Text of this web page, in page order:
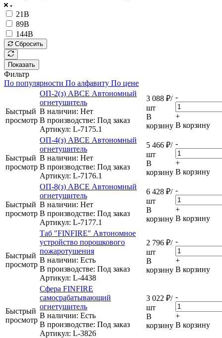
21В
89В
144В
Сбросить
Показать
Фильтр
По популярности По алфавиту По цене
Быстрый
просмотр
ОП-2(з) АВСЕ Автономный
огнетушитель
В наличии: Нет
В производстве: Под заказ
Артикул: L-7175.1
3 088 ₽/
шт
В
корзину
-
+
В корзину
Быстрый
просмотр
ОП-4(з) АВСЕ Автономный
огнетушитель
В наличии: Нет
В производстве: Под заказ
Артикул: L-7176.1
5 466 ₽/
шт
В
корзину
-
+
В корзину
Быстрый
просмотр
ОП-8(з) АВСЕ Автономный
огнетушитель
В наличии: Нет
В производстве: Под заказ
Артикул: L-7177.1
6 428 ₽/
шт
В
корзину
-
+
В корзину
Быстрый
просмотр
Таб "FINFIRE" Автономное
устройство порошкового
пожаротушения
В наличии: Eсть
В производстве: Под заказ
Артикул: L-4438
2 796 ₽/
шт
В
корзину
-
+
В корзину
Быстрый
просмотр
Сфера FINFIRE
самосрабатывающий
огнетушитель
В наличии: Eсть
В производстве: Под заказ
Артикул: L-3826
3 022 ₽/
шт
В
корзину
-
+
В корзину